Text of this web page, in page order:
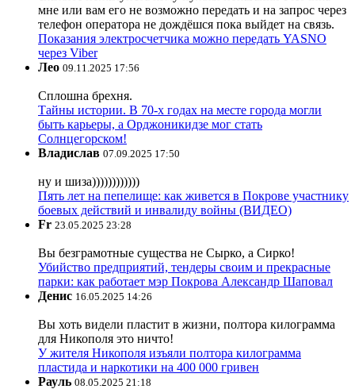
мне или вам его не возможно передать и на запрос через
телефон оператора не дождёшся пока выйдет на связь.
Показания электросчетчика можно передать YASNO
через Viber
Лео 09.11.2025 17:56
Сплошна брехня.
Тайны истории. В 70-х годах на месте города могли
быть карьеры, а Орджоникидзе мог стать
Солнцегорском!
Владислав 07.09.2025 17:50
ну и шиза))))))))))))
Пять лет на пепелище: как живется в Покрове участнику
боевых действий и инвалиду войны (ВИДЕО)
Fr 23.05.2025 23:28
Вы безграмотные существа не Сырко, а Сирко!
Убийство предприятий, тендеры своим и прекрасные
парки: как работает мэр Покрова Александр Шаповал
Денис 16.05.2025 14:26
Вы хоть видели пластит в жизни, полтора килограмма
для Никополя это ничто!
У жителя Никополя изъяли полтора килограмма
пластида и наркотики на 400 000 гривен
Рауль 08.05.2025 21:18